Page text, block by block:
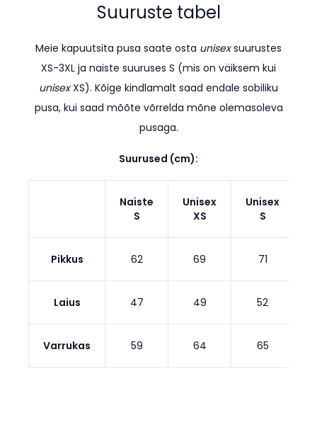
Suuruste tabel
Meie kapuutsita pusa saate osta unisexsuurustes
XS-3XL ja naiste suuruses S (mis on väiksem kui
unisexXS). Kõige kindlamalt saad endale sobiliku
pusa, kui saad mõõte võrrelda mõne olemasoleva
pusaga.
Suurused (cm):
Naiste
S
Unisex
XS
Unisex
S
Pikkus 62 69 71
Laius 47 49 52
Varrukas 59 64 65